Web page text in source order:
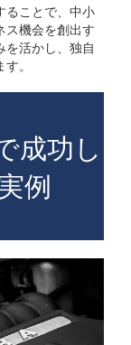
ることで、中小
ス機会を創出す
を活かし、独自
。
成功し
例